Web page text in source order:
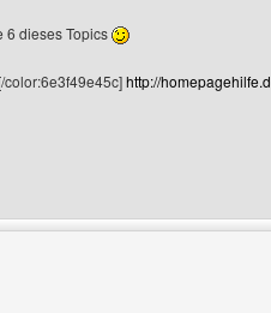
6 dieses Topics
color:6e3f49e45c]http://